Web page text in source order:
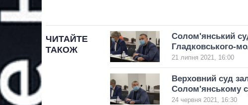
ЧИТАЙТЕ
ТАКОЖ
Солом'янський
Гладковського-
21 липня 2021, 16:00
Верховний суд
Солом'янському
24 червня 2021, 16:30